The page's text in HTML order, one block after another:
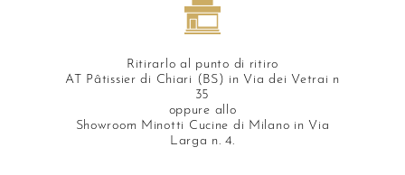
Ritirarlo al punto di ritiro
AT Pâtissier di Chiari (BS) in Via dei Vetrai n
35
oppure allo
Showroom Minotti Cucine di Milano in Via
Larga n. 4.